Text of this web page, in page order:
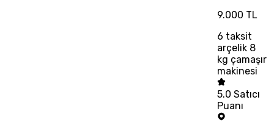
9.000 TL
6 taksit
arçelik 8
kg çamaşır
makinesi
5.0 Satıcı
Puanı